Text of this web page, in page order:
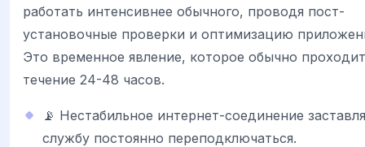
работать интенсивнее обычного, проводя пост-
установочные проверки и оптимизацию
Это временное явление, которое обычно
течение 24-48 часов.
📡 Нестабильное интернет-соединение
службу постоянно переподключаться.